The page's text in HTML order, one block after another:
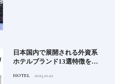
日本国内で展開される外資系
ホテルブランド13選特徴を知
満喫｜ホテルブランド大解剖
HOTEL 2025.10.22